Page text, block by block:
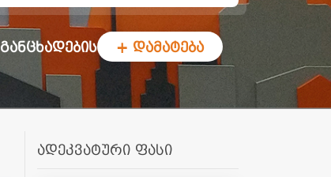
განცხადების + დამატება
ადეკვატური ფასი